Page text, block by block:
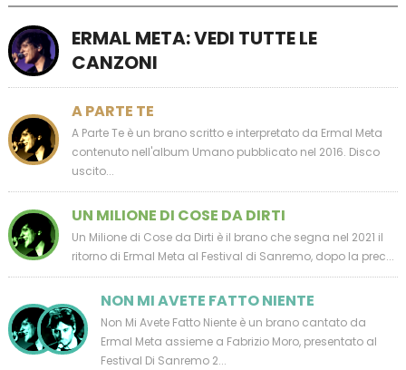
ERMAL META: VEDI TUTTE LE
CANZONI
A PARTE TE
A Parte Te è un brano scritto e interpretato da Ermal Meta
contenuto nell'album Umano pubblicato nel 2016. Disco
uscito...
UN MILIONE DI COSE DA DIRTI
Un Milione di Cose da Dirti è il brano che segna nel 2021 il
ritorno di Ermal Meta al Festival di Sanremo, dopo la prec...
NON MI AVETE FATTO NIENTE
Non Mi Avete Fatto Niente è un brano cantato da
Ermal Meta assieme a Fabrizio Moro, presentato al
Festival Di Sanremo 2...